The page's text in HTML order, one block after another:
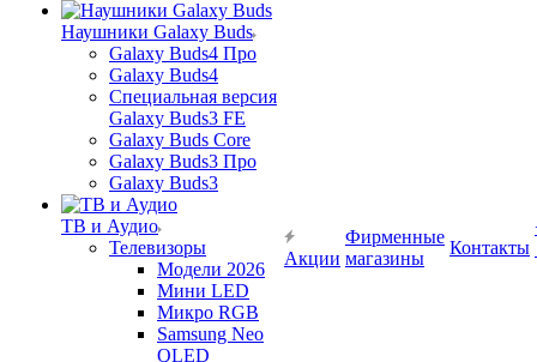
Наушники Galaxy Buds
Galaxy Buds4 Про
Galaxy Buds4
Специальная версия
Galaxy Buds3 FE
Galaxy Buds Core
Galaxy Buds3 Про
Galaxy Buds3
ТВ и Аудио
Телевизоры
Модели 2026
Мини LED
Микро RGB
Samsung Neo
QLED
Акции
Фирменные
магазины
Контакты